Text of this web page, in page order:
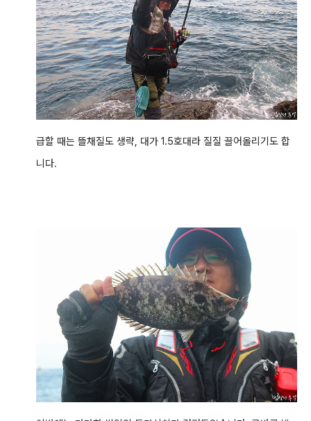
급할 때는 뜰채질도 생략, 대가 1.5호대라 질질 끌어올리기도 합
니다.